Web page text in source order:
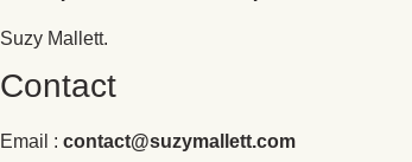
Suzy Mallett.
Contact
Email :contact@suzymallett.com